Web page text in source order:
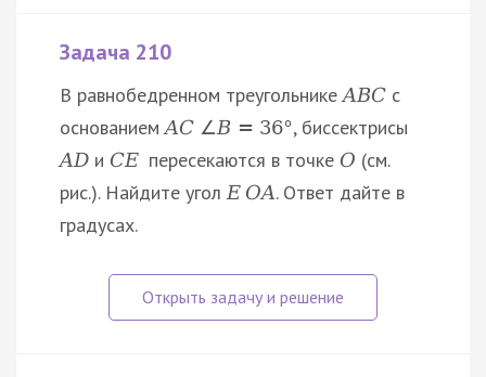
Задача 210
В равнобедренном треугольникеABC с
основаниемAC ∠B = 36°, биссектрисы
AD и CE пересекаются в точке O (см.
рис.). Найдите уголE OA. Ответ дайте в
градусах.